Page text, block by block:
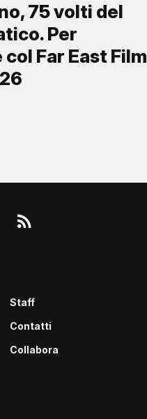
75 volti del
Per
Far East Film
Staff
Contatti
Collabora